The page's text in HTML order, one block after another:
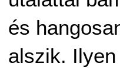
és
alszik.